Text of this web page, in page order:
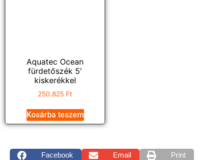
Aquatec Ocean
fürdetőszék 5′
kiskerékkel
250.825 Ft
Kosárba teszem
Facebook Email Print